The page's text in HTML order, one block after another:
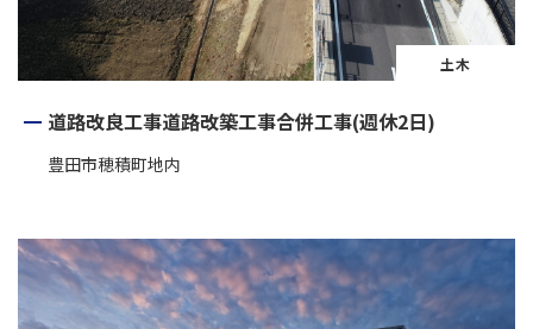
土木
道路改良工事道路改築工事合併工事(週休2日)
豊田市穂積町地内